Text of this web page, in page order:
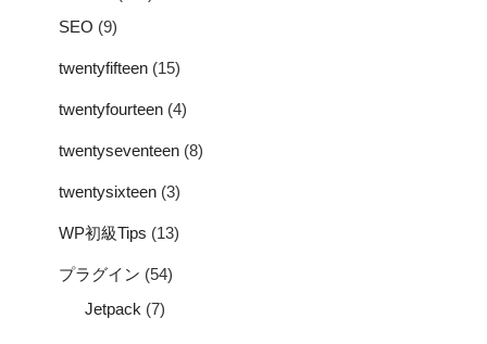
SEO (9)
twentyfifteen (15)
twentyfourteen (4)
twentyseventeen (8)
twentysixteen (3)
WP初級Tips (13)
プラグイン (54)
Jetpack (7)